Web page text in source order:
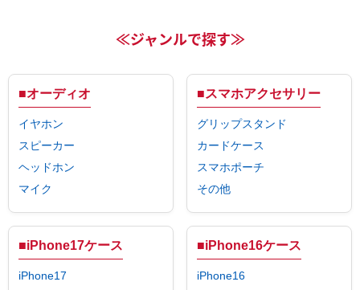
≪ジャンルで探す≫
■オーディオ
イヤホン
スピーカー
ヘッドホン
マイク
■スマホアクセサリー
グリップスタンド
カードケース
スマホポーチ
その他
■iPhone17ケース
iPhone17
■iPhone16ケース
iPhone16